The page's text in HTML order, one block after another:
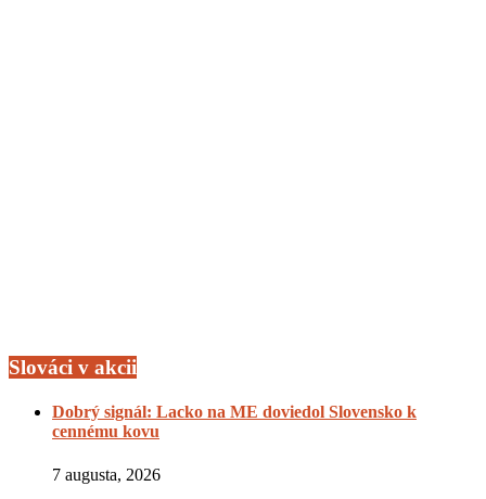
Slováci v akcii
Dobrý signál: Lacko na ME doviedol Slovensko k
cennému kovu
7 augusta, 2026